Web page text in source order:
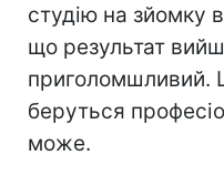
студію на зйомку
що результат
приголомшливий.
беруться
може.